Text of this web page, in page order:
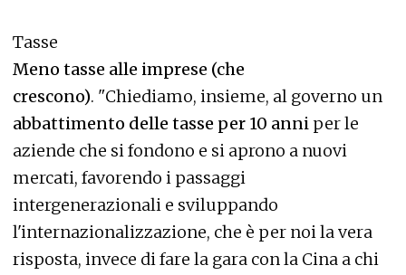
Tasse
Meno tasse alle imprese (che
crescono). "Chiediamo, insieme, al governo un
abbattimento delle tasse per 10 anni per le
aziende che si fondono e si aprono a nuovi
mercati, favorendo i passaggi
intergenerazionali e sviluppando
l'internazionalizzazione, che è per noi la vera
risposta, invece di fare la gara con la Cina a chi